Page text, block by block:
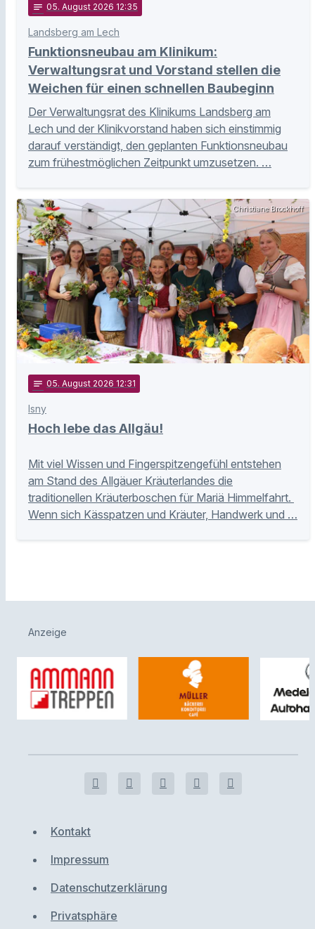
notes 05. August 2026 12:35
Landsberg am Lech
Funktionsneubau am Klinikum:
Verwaltungsrat und Vorstand stellen die
Weichen für einen schnellen Baubeginn
Der Verwaltungsrat des Klinikums Landsberg am
Lech und der Klinikvorstand haben sich einstimmig
darauf verständigt, den geplanten Funktionsneubau
zum frühestmöglichen Zeitpunkt umzusetzen. …
Christiane Brockhoff
notes 05. August 2026 12:31
Isny
Hoch lebe das Allgäu!
Mit viel Wissen und Fingerspitzengefühl entstehen
am Stand des Allgäuer Kräuterlandes die
traditionellen Kräuterboschen für Mariä Himmelfahrt.
Wenn sich Kässpatzen und Kräuter, Handwerk und …
Anzeige
Kontakt
Impressum
Datenschutzerklärung
Privatsphäre